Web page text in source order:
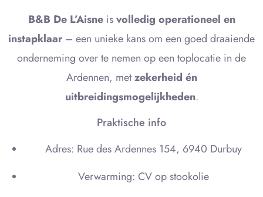
B&B De L’Aisneisvolledig operationeel en
instapklaar – een unieke kans om een goed draaiende
onderneming over te nemen op een toplocatie in de
Ardennen, metzekerheid én
uitbreidingsmogelijkheden.
Praktische info
Adres: Rue des Ardennes 154, 6940 Durbuy
Verwarming: CV op stookolie